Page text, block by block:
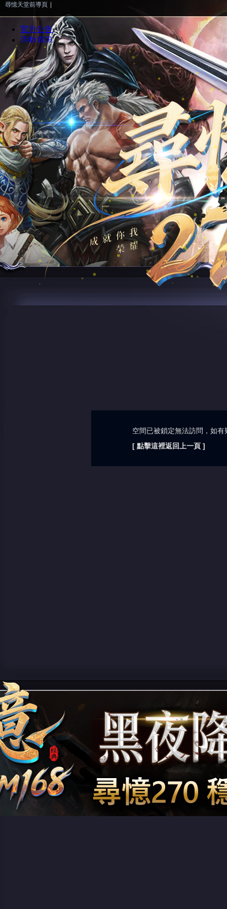
尋憶天堂前導頁
空間已被鎖定無法訪問，如
[ 點擊這裡返回上一頁 ]